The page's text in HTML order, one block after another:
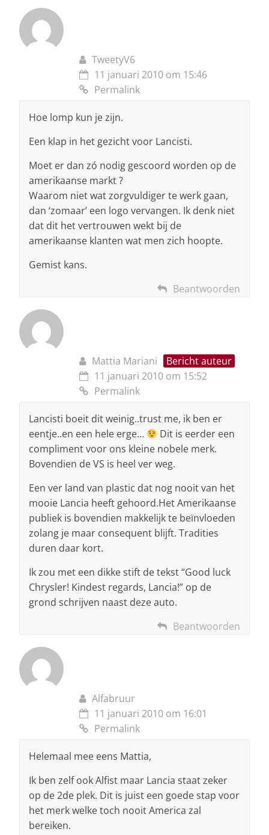
TweetyV6
11 januari 2010 om 15:46
Permalink
Hoe lomp kun je zijn.
Een klap in het gezicht voor Lancisti.
Moet er dan zó nodig gescoord worden op de
amerikaanse markt ?
Waarom niet wat zorgvuldiger te werk gaan,
dan ‘zomaar’ een logo vervangen. Ik denk niet
dat dit het vertrouwen wekt bij de
amerikaanse klanten wat men zich hoopte.
Gemist kans.
Beantwoorden
Mattia Mariani
Bericht auteur
11 januari 2010 om 15:52
Permalink
Lancisti boeit dit weinig..trust me, ik ben er
eentje..en een hele erge…
Dit is eerder een
compliment voor ons kleine nobele merk.
Bovendien de VS is heel ver weg.
Een ver land van plastic dat nog nooit van het
mooie Lancia heeft gehoord.Het Amerikaanse
publiek is bovendien makkelijk te beïnvloeden
zolang je maar consequent blijft. Tradities
duren daar kort.
Ik zou met een dikke stift de tekst “Good luck
Chrysler! Kindest regards, Lancia!” op de
grond schrijven naast deze auto.
Beantwoorden
Alfabruur
11 januari 2010 om 16:01
Permalink
Helemaal mee eens Mattia,
Ik ben zelf ook Alfist maar Lancia staat zeker
op de 2de plek. Dit is juist een goede stap voor
het merk welke toch nooit America zal
bereiken.